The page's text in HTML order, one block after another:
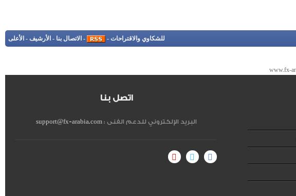
للشكاوي والاقتراحات -
- الاتصال بنا - الأرشيف - الأعلى
اتصل بنا
البريد الإلكتروني للدعم الفنى :support@fx-arabia.com